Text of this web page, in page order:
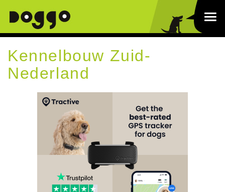
Kennelbouw Zuid-
Nederland